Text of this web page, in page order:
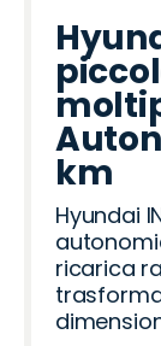
km
Hyundai
ricarica